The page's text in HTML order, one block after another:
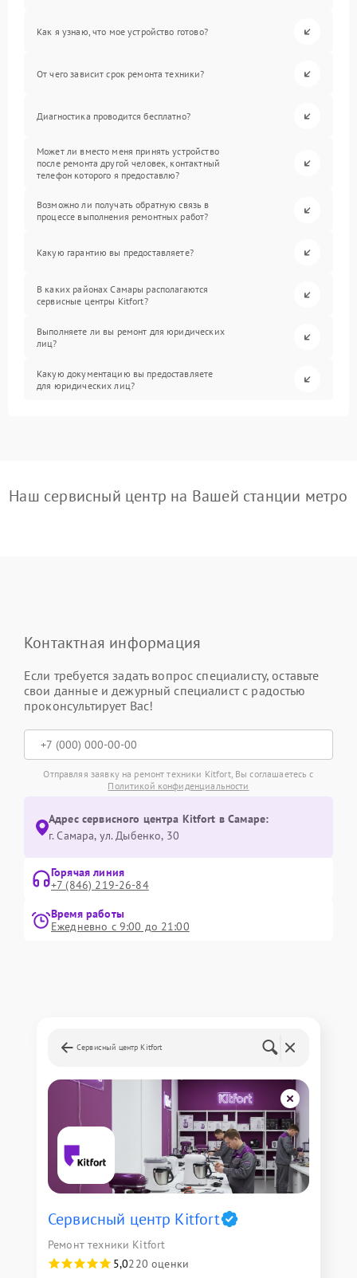
Как я узнаю, что мое устройство готово?
От чего зависит срок ремонта техники?
Диагностика проводится бесплатно?
Может ли вместо меня принять устройство
после ремонта другой человек, контактный
телефон которого я предоставлю?
Возможно ли получать обратную связь в
процессе выполнения ремонтных работ?
Какую гарантию вы предоставляете?
В каких районах Самары располагаются
сервисные центры Kitfort?
Выполняете ли вы ремонт для юридических
лиц?
Какую документацию вы предоставляете
для юридических лиц?
Наш сервисный центр на Вашей станции метро
Контактная информация
Если требуется задать вопрос специалисту, оставьте
свои данные и дежурный специалист с радостью
проконсультирует Вас!
Отправляя заявку на ремонт техники Kitfort, Вы соглашаетесь с
Политикой конфиденциальности
Адрес сервисного центра Kitfort в Самаре:
г. Самара, ул. Дыбенко, 30
Горячая линия
+7 (846) 219-26-84
Время работы
Ежедневно с 9:00 до 21:00
Сервисный центр Kitfort
Сервисный центр Kitfort
Ремонт техники Kitfort
5,0220 оценки